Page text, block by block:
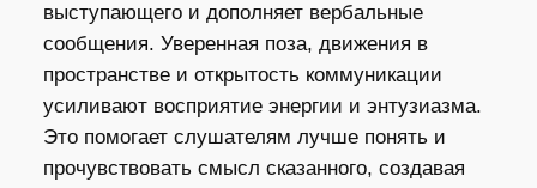
выступающего и дополняет вербальные
сообщения. Уверенная поза, движения в
пространстве и открытость коммуникации
усиливают восприятие энергии и энтузиазма.
Это помогает слушателям лучше понять и
прочувствовать смысл сказанного, создавая